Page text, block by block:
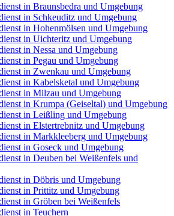
in Braunsbedra und Umgebung
in Schkeuditz und Umgebung
in Hohenmölsen und Umgebung
in Uichteritz und Umgebung
in Nessa und Umgebung
in Pegau und Umgebung
in Zwenkau und Umgebung
in Kabelsketal und Umgebung
in Milzau und Umgebung
in Krumpa (Geiseltal) und Umgebung
in Leißling und Umgebung
in Elstertrebnitz und Umgebung
in Markkleeberg und Umgebung
in Goseck und Umgebung
in Deuben bei Weißenfels und
in Döbris und Umgebung
in Prittitz und Umgebung
in Gröben bei Weißenfels
in Teuchern